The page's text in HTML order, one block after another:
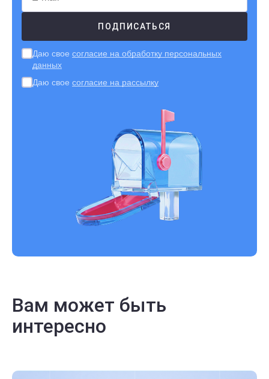
Даю свое согласие на обработку персональных
данных
Даю свое согласие на рассылку
Вам может быть
интересно